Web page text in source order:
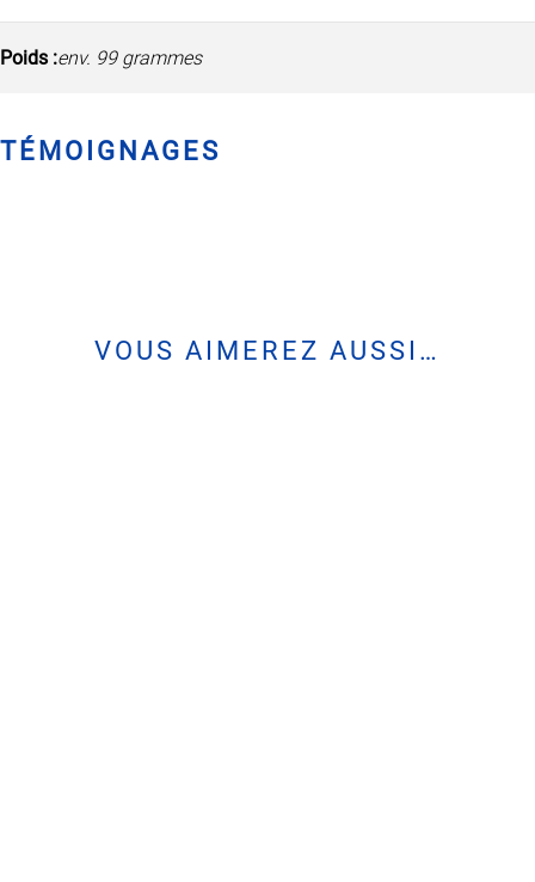
Poids :env. 99 grammes
TÉMOIGNAGES
VOUS AIMEREZ AUSSI…